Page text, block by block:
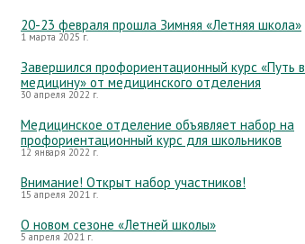
20-23 февраля прошла Зимняя «Летняя школа»
1 марта 2025 г.
Завершился профориентационный курс «Путь в
медицину» от медицинского отделения
30 апреля 2022 г.
Медицинское отделение объявляет набор на
профориентационный курс для школьников
12 января 2022 г.
Внимание! Открыт набор участников!
15 апреля 2021 г.
О новом сезоне «Летней школы»
5 апреля 2021 г.